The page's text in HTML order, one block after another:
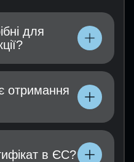
для
документацію,
результати
заявку на
отримання
документацію,
заявку на
в ЄС?